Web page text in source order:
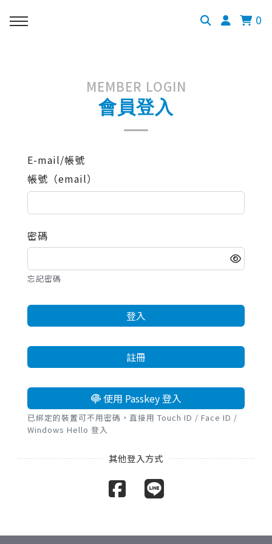
0
MEMBER LOGIN
會員登入
E-mail/帳號
帳號（email）
密碼
忘記密碼
登入
註冊
使用 Passkey 登入
已綁定的裝置可不用密碼，直接用 Touch ID / Face ID /
Windows Hello 登入